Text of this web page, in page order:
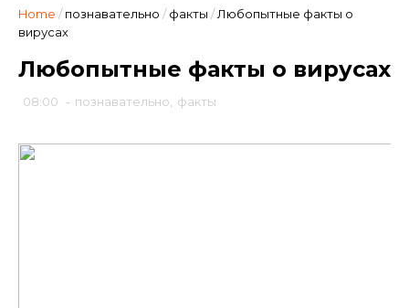
Home / познавательно / факты / Любопытные факты о
вирусах
Любопытные факты о вирусах
08:00 - познавательно факты